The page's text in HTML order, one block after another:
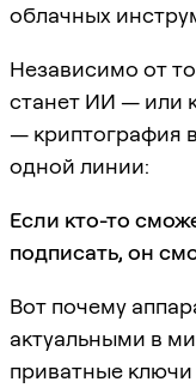
облачных
Независимо от
станет ИИ — или
— криптография
одной линии:
Если кто-то
подписать, он
Вот почему
актуальными в
приватные